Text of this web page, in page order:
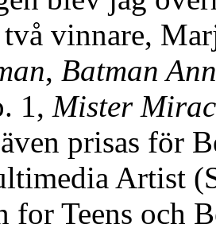
två vinnare,
, Batman
1, Mister
även prisas för
Artist
for Teens och